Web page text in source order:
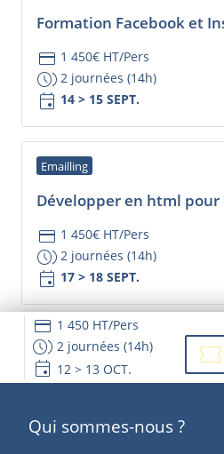
Formation Facebook et
credit_card 1 450€ HT/Pers
browse_gallery 2 journées (14h)
event 14 > 15 SEPT.
Emailling
Développer en html pour
credit_card 1 450€ HT/Pers
browse_gallery 2 journées (14h)
event 17 > 18 SEPT.
credit_card 1 450 HT/Pers
browse_gallery 2 journées (14h)
event 12 > 13 OCT. confirmation_number
Qui sommes-nous ?